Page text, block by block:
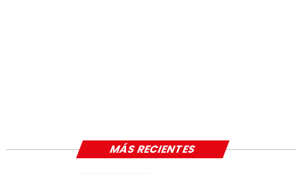
MÁS RECIENTES